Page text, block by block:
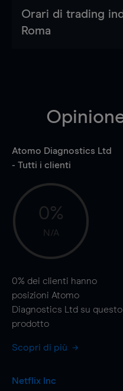
Orari di trading
Roma
Atomo Diagnostics Ltd
- Tutti i clienti
0%
N/A
0% dei clienti hanno
posizioni Atomo
Diagnostics Ltd su questo
prodotto
Scopri di più
Netflix Inc